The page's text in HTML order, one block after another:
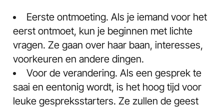
Eerste ontmoeting. Als je iemand voor het
eerst ontmoet, kun je beginnen met lichte
vragen. Ze gaan over haar baan, interesses,
voorkeuren en andere dingen.
Voor de verandering. Als een gesprek te
saai en eentonig wordt, is het hoog tijd voor
leuke gespreksstarters. Ze zullen de geest